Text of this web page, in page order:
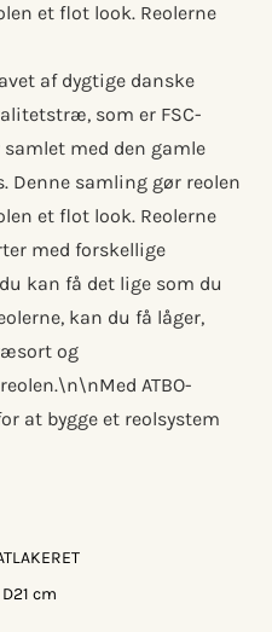
et flot look. Reolerne
af dygtige danske
som er FSC-
med den gamle
Denne samling gør reolen
et flot look. Reolerne
med forskellige
kan få det lige som du
kan du få låger,
og
ATBO-
at bygge et reolsystem
cm